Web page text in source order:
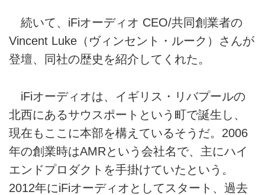
続いて、iFiオーディオ CEO/共同創業者の
Vincent Luke（ヴィンセント・ルーク）さんが
登壇、同社の歴史を紹介してくれた。
iFiオーディオは、イギリス・リバプールの
北西にあるサウスポートという町で誕生し、
現在もここに本部を構えているそうだ。2006
年の創業時はAMRという会社名で、主にハイ
エンドプロダクトを手掛けていたという。
2012年にiFiオーディオとしてスタート、過去